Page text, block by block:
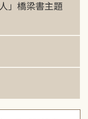
」橋梁書主題